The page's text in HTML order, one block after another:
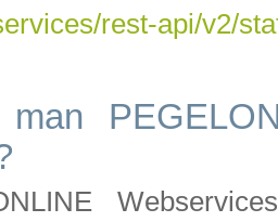
rest-api/v2/